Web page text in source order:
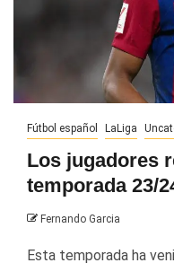
Fútbol español LaLiga
Los jugadores
temporada 23/
Fernando Garcia
Esta temporada ha